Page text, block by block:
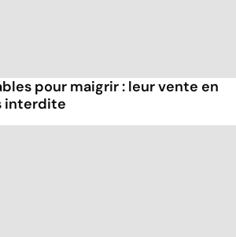
pour maigrir : leur vente en
interdite